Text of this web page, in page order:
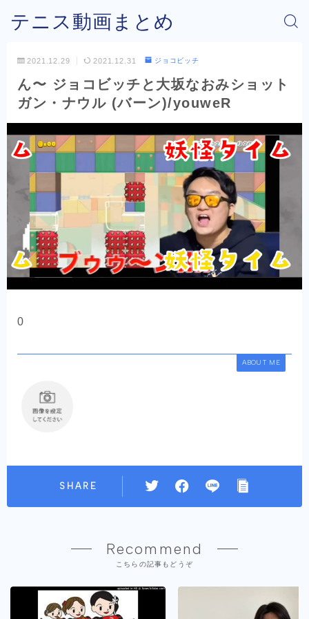
テニス動画まとめ
2021.12.29 2021.12.31 ジョコビッチ
ん〜 ジョコビッチと大坂なおみショット
ガン・ナウル (バーン)/youweR
0
ABOUT ME
SHARE
Recommend
こちらの記事もどうぞ